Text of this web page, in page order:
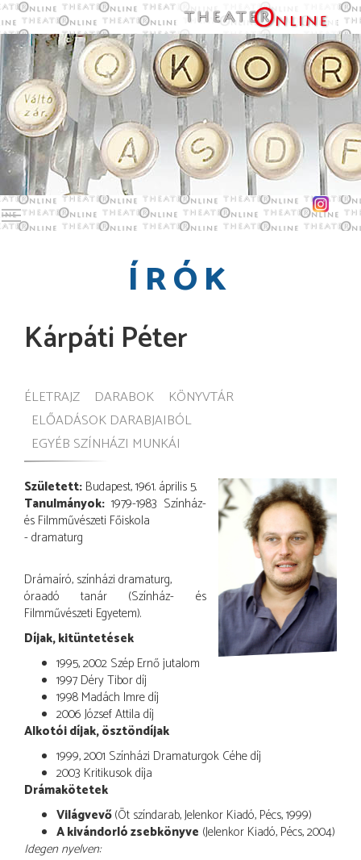
Toggle main menu visibility
ÍRÓK
Kárpáti Péter
ÉLETRAJZ DARABOK
KÖNYVTÁR
ELŐADÁSOK DARABJAIBÓL
EGYÉB SZÍNHÁZI MUNKÁI
Született: Budapest, 1961. április 5.
Tanulmányok: 1979-1983 Színház-
és Filmművészeti Főiskola
- dramaturg
Drámaíró, színházi dramaturg,
óraadó tanár (Színház- és
Filmművészeti Egyetem).
Díjak, kitüntetések
1995, 2002 Szép Ernő jutalom
1997 Déry Tibor díj
1998 Madách Imre díj
2006 József Attila díj
Alkotói díjak, ösztöndíjak
1999, 2001 Színházi Dramaturgok Céhe díj
2003 Kritikusok díja
Drámakötetek
Világvevő(Öt színdarab, Jelenkor Kiadó, Pécs, 1999)
A kivándorló zsebkönyve (Jelenkor Kiadó, Pécs, 2004)
Idegen nyelven: